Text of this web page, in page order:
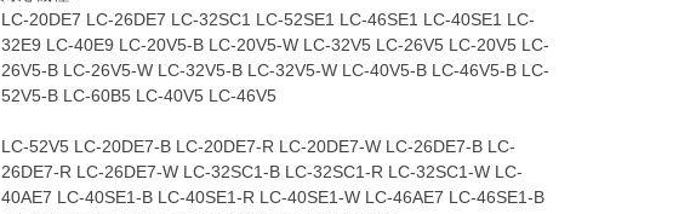
LC-20DE7 LC-26DE7 LC-32SC1 LC-52SE1 LC-46SE1 LC-40SE1 LC-
32E9 LC-40E9 LC-20V5-B LC-20V5-W LC-32V5 LC-26V5 LC-20V5 LC-
26V5-B LC-26V5-W LC-32V5-B LC-32V5-W LC-40V5-B LC-46V5-B LC-
52V5-B LC-60B5 LC-40V5 LC-46V5
LC-52V5 LC-20DE7-B LC-20DE7-R LC-20DE7-W LC-26DE7-B LC-
26DE7-R LC-26DE7-W LC-32SC1-B LC-32SC1-R LC-32SC1-W LC-
40AE7 LC-40SE1-B LC-40SE1-R LC-40SE1-W LC-46AE7 LC-46SE1-B